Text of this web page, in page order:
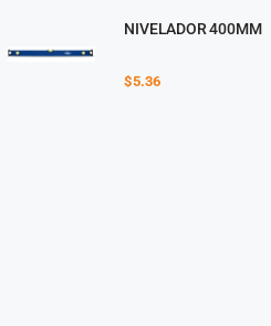
NIVELADOR 400MM
$5.36